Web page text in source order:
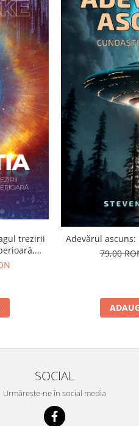
trezirii
Adevărul
79,00
SOCIAL
Urmărește-ne în social media